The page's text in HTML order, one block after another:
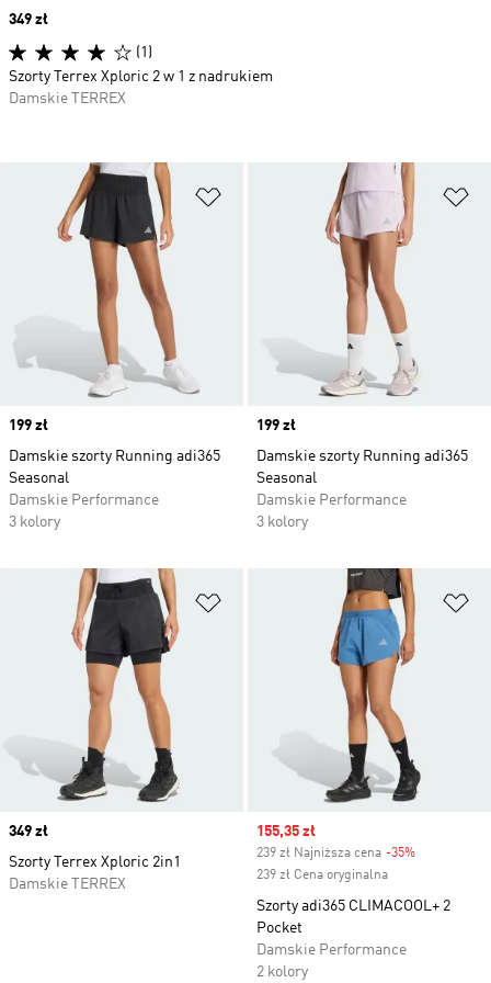
Dodaj do listy życzeń
Price
199 zł
Damskie szorty Running adi365
Seasonal
Damskie Performance
3 kolory
Price
199 zł
Damskie szorty Running adi365
Seasonal
Damskie Performance
3 kolory
Dodaj do listy życzeń
Price
349 zł
Szorty Terrex Xploric 2in1
Damskie TERREX
Sale price
155,35 zł
239 zł Najniższa cena -35%
239 zł Cena oryginalna
Szorty adi365 CLIMACOOL+ 2
Pocket
Damskie Performance
2 kolory
Price
349 zł
(1)
Szorty Terrex Xploric 2 w 1 z nadrukiem
Damskie TERREX